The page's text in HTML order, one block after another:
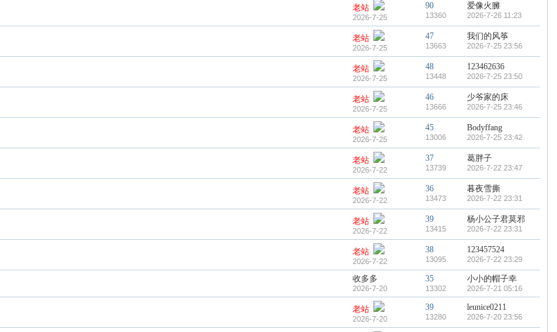
老站
2026-7-25
90
13360
爱像火臃
2026-7-26 11:23
老站
2026-7-25
47
13663
我们的风筝
2026-7-25 23:56
老站
2026-7-25
48
13448
123462636
2026-7-25 23:50
老站
2026-7-25
46
13666
少爷家的床
2026-7-25 23:46
老站
2026-7-25
45
13006
Bodyffang
2026-7-25 23:42
老站
2026-7-22
37
13739
葛胖子
2026-7-22 23:47
老站
2026-7-22
36
13473
暮夜雪撕
2026-7-22 23:31
老站
2026-7-22
39
13415
杨小公子君莫邪
2026-7-22 23:31
老站
2026-7-22
38
13095
123457524
2026-7-22 23:29
收多多
2026-7-20
35
13302
小小的帽子幸
2026-7-21 05:16
老站
2026-7-20
39
13280
leunice0211
2026-7-20 23:56